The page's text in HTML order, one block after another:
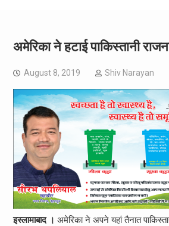
अमेरिका ने हटाई पाकिस्तानी
August 8, 2019 Shiv Narayan
इस्लामाबाद । अमेरिका ने अपने यहां तैनात